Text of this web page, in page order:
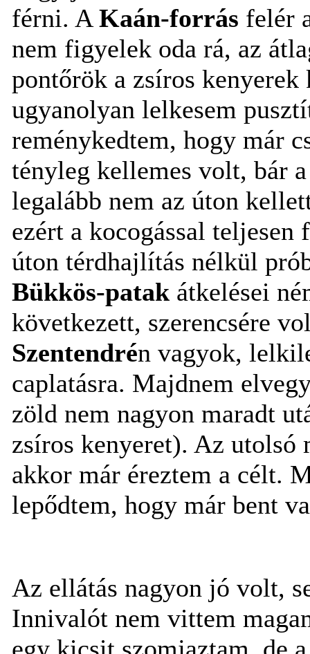
férni. A Kaán-forrás felér
nem figyelek oda rá, az
pontőrök a zsíros kenyerek
ugyanolyan lelkesem
reménykedtem, hogy már
tényleg kellemes volt, bár
legalább nem az úton
ezért a kocogással
úton térdhajlítás nélkül
Bükkös-patak átkelései
következett, szerencsére
Szentendrén vagyok,
caplatásra. Majdnem
zöld nem nagyon maradt
zsíros kenyeret). Az utolsó
akkor már éreztem a célt.
lepődtem, hogy már bent
Az ellátás nagyon jó volt,
Innivalót nem vittem